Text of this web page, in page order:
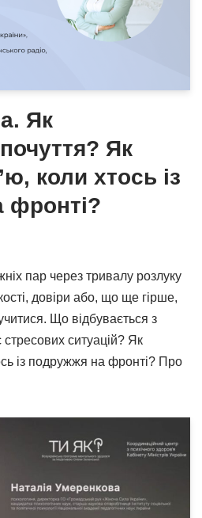
Як
Як
коли хтось із
фронті?
пар через тривалу розлуку
довіри або, що ще гірше,
Що відбувається з
ситуацій? Як
із подружжя на фронті? Про